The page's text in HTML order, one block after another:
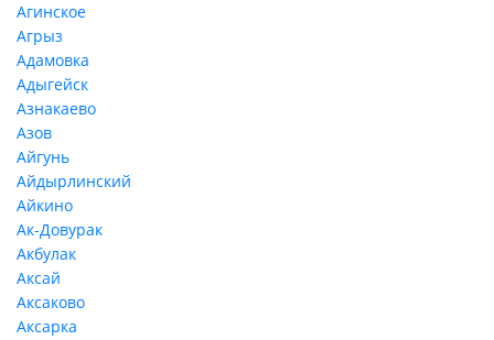
Агинское
Агрыз
Адамовка
Адыгейск
Азнакаево
Азов
Айгунь
Айдырлинский
Айкино
Ак-Довурак
Акбулак
Аксай
Аксаково
Аксарка